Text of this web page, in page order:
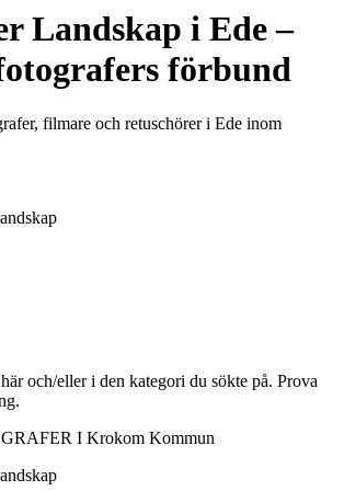
Landskap i Ede–
förbund
filmare och retuschörer i Ede inom
och/eller i den kategori du sökte på. Prova
I Krokom Kommun